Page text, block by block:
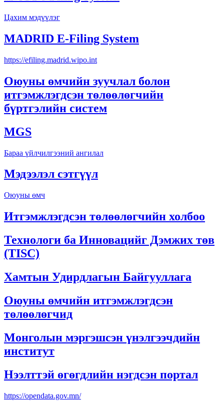
Цахим мэдүүлэг
MADRID E-Filing System
https://efiling.madrid.wipo.int
Оюуны өмчийн зуучлал болон
итгэмжлэгдсэн төлөөлөгчийн
бүртгэлийн систем
MGS
Бараа үйлчилгээний ангилал
Мэдээлэл сэтгүүл
Оюуны өмч
Итгэмжлэгдсэн төлөөлөгчийн холбоо
Технологи ба Инновацийг Дэмжих төв
(TISC)
Хамтын Удирдлагын Байгууллага
Оюуны өмчийн итгэмжлэгдсэн
төлөөлөгчид
Монголын мэргэшсэн үнэлгээчдийн
институт
Нээлттэй өгөгдлийн нэгдсэн портал
https://opendata.gov.mn/